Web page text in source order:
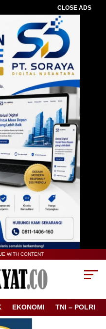
CLOSE ADS
WITH CONTENT
EKONOMI TNI – POLRI